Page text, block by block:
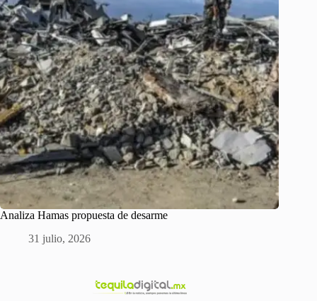
Analiza Hamas propuesta de desarme
31 julio, 2026